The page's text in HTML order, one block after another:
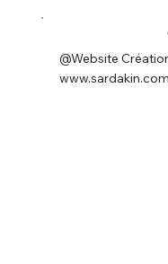
@Website
www.sardakin.com